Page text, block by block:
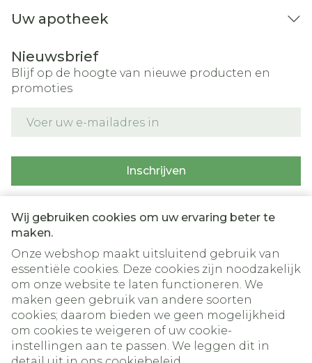
Wij gebruiken cookies om uw ervaring beter te
maken.
Onze webshop maakt uitsluitend gebruik van
essentiële cookies. Deze cookies zijn noodzakelijk
om onze website te laten functioneren. We
maken geen gebruik van andere soorten
cookies; daarom bieden we geen mogelijkheid
om cookies te weigeren of uw cookie-
instellingen aan te passen. We leggen dit in
Uw apotheek
Nieuwsbrief
Blijf op de hoogte van nieuwe producten en
promoties
Inschrijven
nieuwsbrief en gaat u akkoord met onzeprivacy policy
Juridische links